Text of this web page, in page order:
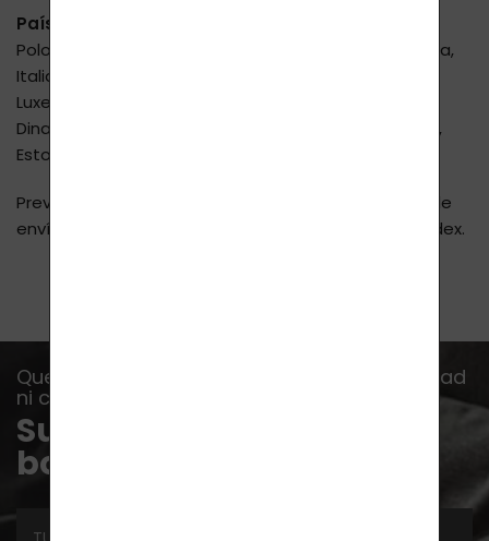
Países de destino:
Polonia, Hungría, Rumanía, Bulgaria, Eslovenia, Croacia,
Italia, España, Portugal, Grecia
Luxemburgo, Francia, Países Bajos, Suiza, Irlanda,
Dinamarca, Suecia, Finlandia, Noruega, Liechtenstein,
Estonia, Lituania, Letonia, Ucrania.
Previo acuerdo, también podemos solicitar tarifas de
envío a EE. UU., Canadá y Australia. Transportista Fedex.
Que no se te escape ninguna oferta, novedad
ni consejo...
Suscríbete a nuestro
boletín